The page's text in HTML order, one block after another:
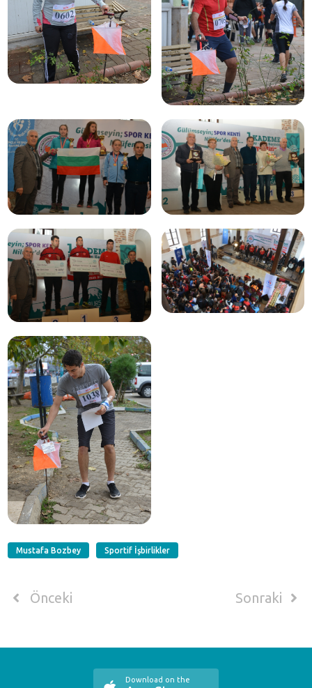
Mustafa Bozbey Sportif İşbirlikler
Önceki Sonraki
Download on the